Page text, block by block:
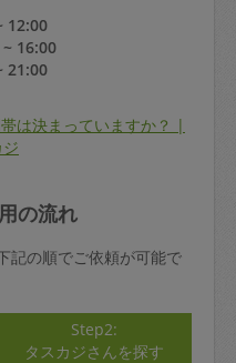
12:00
16:00
21:00
は決まっていますか？ |
の流れ
記の順でご依頼が可能で
Step2:
タスカジさんを探す